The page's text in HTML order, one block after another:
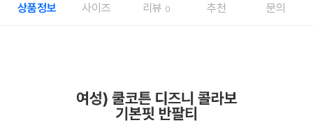
상품정보 사이즈 리뷰 0 추천 문의